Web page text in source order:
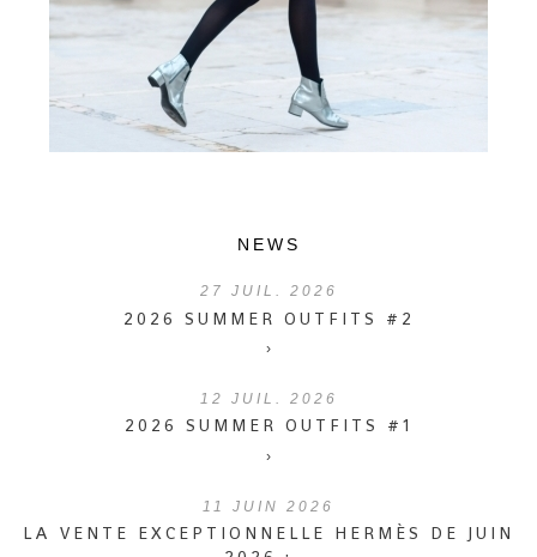
NEWS
27 JUIL. 2026
2026 SUMMER OUTFITS #2
›
12 JUIL. 2026
2026 SUMMER OUTFITS #1
›
11 JUIN 2026
LA VENTE EXCEPTIONNELLE HERMÈS DE JUIN